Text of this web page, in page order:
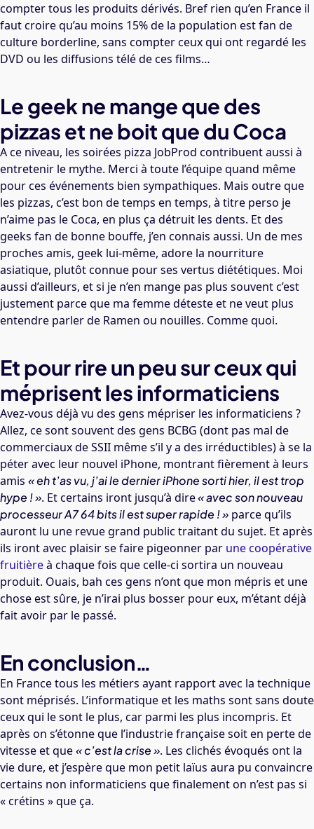
compter tous les produits dérivés. Bref rien qu’en France il
faut croire qu’au moins 15% de la population est fan de
culture borderline, sans compter ceux qui ont regardé les
DVD ou les diffusions télé de ces films…
Le geek ne mange que des
pizzas et ne boit que du Coca
A ce niveau, les soirées pizza JobProd contribuent aussi à
entretenir le mythe. Merci à toute l’équipe quand même
pour ces événements bien sympathiques. Mais outre que
les pizzas, c’est bon de temps en temps, à titre perso je
n’aime pas le Coca, en plus ça détruit les dents. Et des
geeks fan de bonne bouffe, j’en connais aussi. Un de mes
proches amis, geek lui-même, adore la nourriture
asiatique, plutôt connue pour ses vertus diététiques. Moi
aussi d’ailleurs, et si je n’en mange pas plus souvent c’est
justement parce que ma femme déteste et ne veut plus
entendre parler de Ramen ou nouilles. Comme quoi.
Et pour rire un peu sur ceux qui
méprisent les informaticiens
Avez-vous déjà vu des gens mépriser les informaticiens ?
Allez, ce sont souvent des gens BCBG (dont pas mal de
commerciaux de SSII même s’il y a des irréductibles) à se la
péter avec leur nouvel iPhone, montrant fièrement à leurs
amis « eh t’as vu, j’ai le dernier iPhone sorti hier, il est trop
hype ! ». Et certains iront jusqu’à dire« avec son nouveau
processeur A7 64 bits il est super rapide ! » parce qu’ils
auront lu une revue grand public traitant du sujet. Et après
ils iront avec plaisir se faire pigeonner par une coopérative
fruitièreà chaque fois que celle-ci sortira un nouveau
produit. Ouais, bah ces gens n’ont que mon mépris et une
chose est sûre, je n’irai plus bosser pour eux, m’étant déjà
fait avoir par le passé.
En conclusion…
En France tous les métiers ayant rapport avec la technique
sont méprisés. L’informatique et les maths sont sans doute
ceux qui le sont le plus, car parmi les plus incompris. Et
après on s’étonne que l’industrie française soit en perte de
vitesse et que« c’est la crise ». Les clichés évoqués ont la
vie dure, et j’espère que mon petit laïus aura pu convaincre
certains non informaticiens que finalement on n’est pas si
« crétins » que ça.